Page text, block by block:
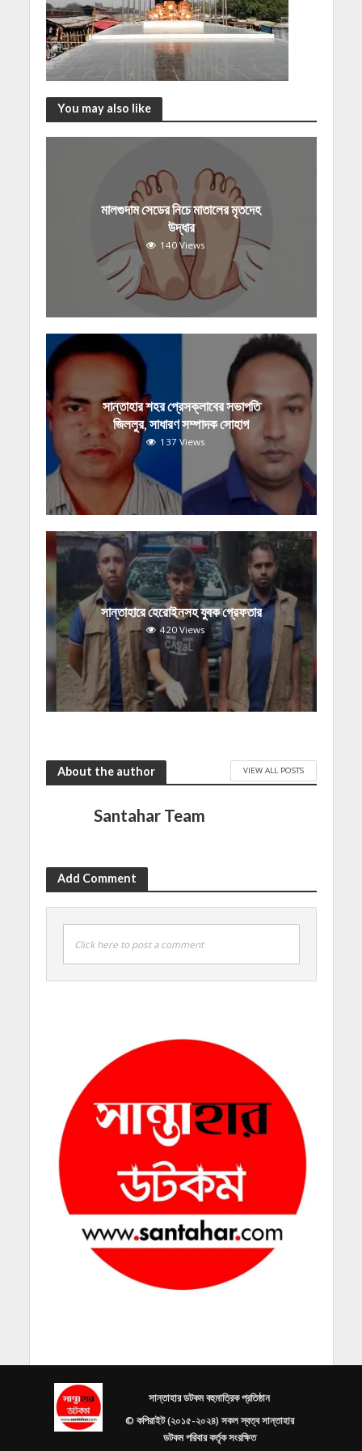
You may also like
মালগুদাম সেডের নিচে মাতালের মৃতদেহ
উদ্ধার
140 Views
সান্তাহার শহর প্রেসক্লাবের সভাপতি
জিললুর, সাধারণ সম্পাদক সোহাগ
137 Views
সান্তাহারে হেরোইনসহ যুবক গ্রেফতার
420 Views
About the author VIEW ALL POSTS
Santahar Team
Add Comment
Click here to post a comment
সান্তাহার ডটকম বহুমাত্রিক প্রতিষ্ঠান
© কপিরাইট (২০১৫-২০২৪) সকল স্বত্ব সান্তাহার
ডটকম পরিবার কর্তৃক সংরক্ষিত